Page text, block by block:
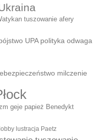
tuszowanie afery
UPA polityka odwaga
milczenie
geje papież Benedykt
lustracja Paetz